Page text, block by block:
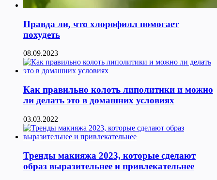
Правда ли, что хлорофилл помогает
похудеть
08.09.2023
Как правильно колоть липолитики и можно
ли делать это в домашних условиях
03.03.2022
Тренды макияжа 2023, которые сделают
образ выразительнее и привлекательнее